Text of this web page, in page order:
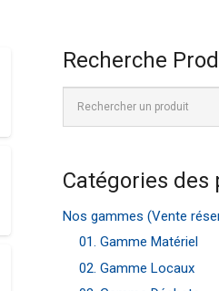
Recherche
Catégories des
Nos gammes (Vente
01. Gamme Matériel
02. Gamme Locaux